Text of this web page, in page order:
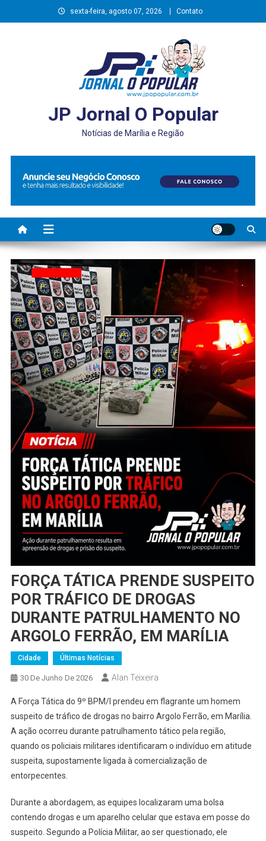
to
sexta-feira, agosto 07, 2026 Contato
JP Jornal O Popular
Notícias de Marília e Região
FORÇA TÁTICA PRENDE SUSPEITO
POR TRÁFICO DE DROGAS
DURANTE PATRULHAMENTO NO
ARGOLO FERRÃO, EM MARÍLIA
Cidade Últimas Notícias
30 De Junho De 2026 Alan Teixeira
A Força Tática do 9º BPM/I prendeu em flagrante um homem
suspeito de tráfico de drogas no bairro Argolo Ferrão, em Marília.
A ação ocorreu durante patrulhamento tático pela região,
quando os policiais militares identificaram o indivíduo em atitude
suspeita, supostamente ligada à comercialização de
entorpecentes.
Durante a abordagem, as equipes localizaram uma bolsa
contendo drogas e um aparelho celular que estava em posse do
suspeito. Segundo a Polícia Militar, ao ser questionado, ele